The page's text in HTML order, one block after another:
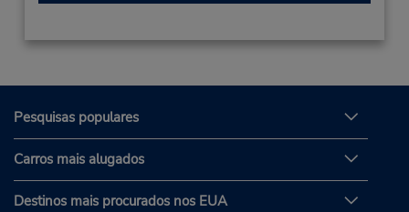
Pesquisas populares
Carros mais alugados
Destinos mais procurados nos EUA